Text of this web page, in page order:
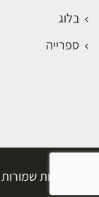
בלוג
ספרייה
כל הזכויות